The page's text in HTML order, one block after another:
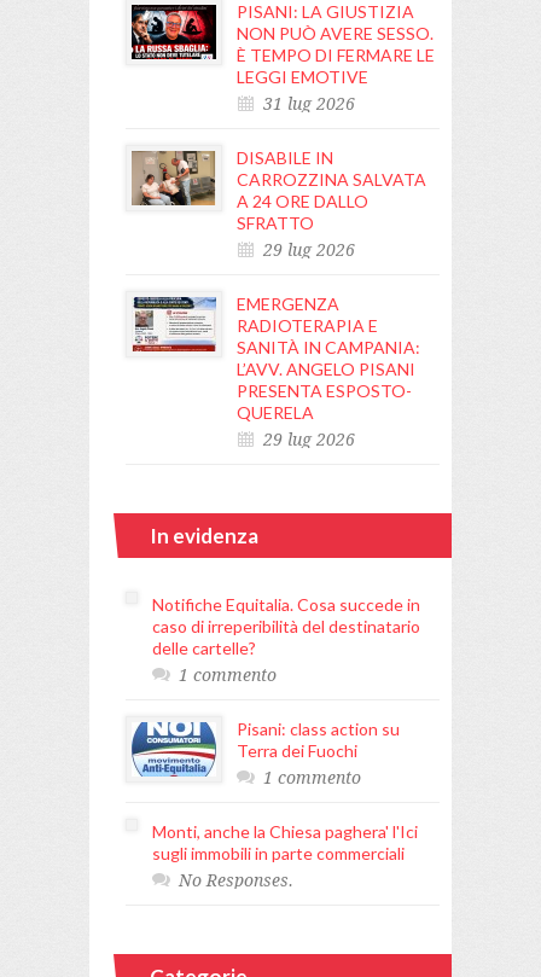
PISANI: LA GIUSTIZIA
NON PUÒ AVERE SESSO.
È TEMPO DI FERMARE LE
LEGGI EMOTIVE
31 lug 2026
DISABILE IN
CARROZZINA SALVATA
A 24 ORE DALLO
SFRATTO
29 lug 2026
EMERGENZA
RADIOTERAPIA E
SANITÀ IN CAMPANIA:
L’AVV. ANGELO PISANI
PRESENTA ESPOSTO-
QUERELA
29 lug 2026
In evidenza
Notifiche Equitalia. Cosa succede in
caso di irreperibilità del destinatario
delle cartelle?
1 commento
Pisani: class action su
Terra dei Fuochi
1 commento
Monti, anche la Chiesa paghera' l'Ici
sugli immobili in parte commerciali
No Responses.